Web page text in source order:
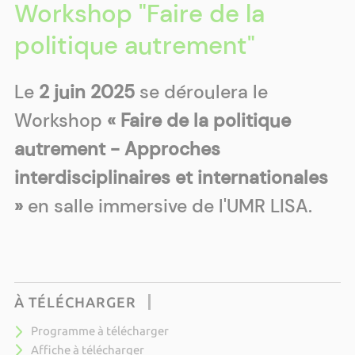
Workshop "Faire de la
politique autrement"
Le 2 juin 2025se déroulera le
Workshop « Faire de la politique
autrement - Approches
interdisciplinaires et internationales
» en salle immersive de l'UMR LISA.
À TÉLÉCHARGER
Programme à télécharger
Affiche à télécharger